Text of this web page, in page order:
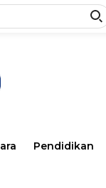
Pendidikan